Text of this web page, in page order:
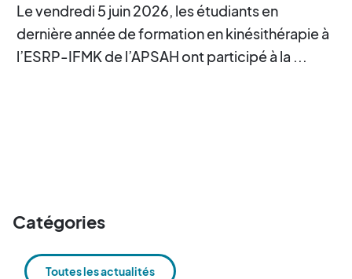
Le vendredi 5 juin 2026, les étudiants en
dernière année de formation en kinésithérapie à
l’ESRP-IFMK de l’APSAH ont participé à la ...
Catégories
Toutes les actualités